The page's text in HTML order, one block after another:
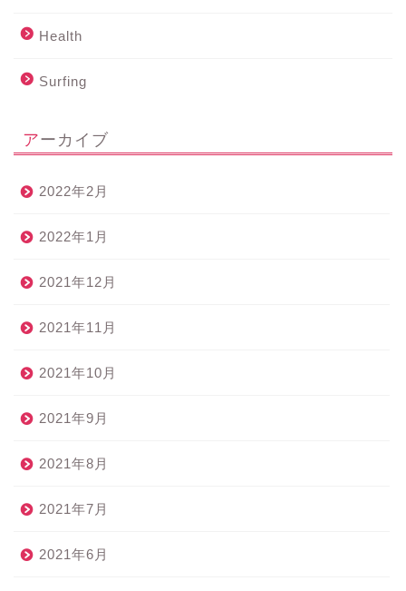
Health
Surfing
アーカイブ
2022年2月
2022年1月
2021年12月
2021年11月
2021年10月
2021年9月
2021年8月
2021年7月
2021年6月